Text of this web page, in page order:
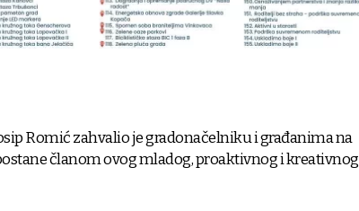
Romić zahvalio je gradonačelniku i građanima na
članom ovog mladog, proaktivnog i kreativnog